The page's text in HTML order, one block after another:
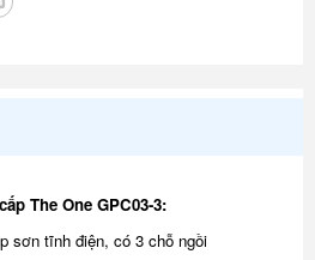
The One GPC03-3:
sơn tĩnh điện, có 3 chỗ ngồi